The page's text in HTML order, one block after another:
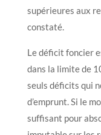
supérieures aux
constaté.
Le déficit foncier
dans la limite de
seuls déficits qui
d’emprunt. Si le
suffisant pour